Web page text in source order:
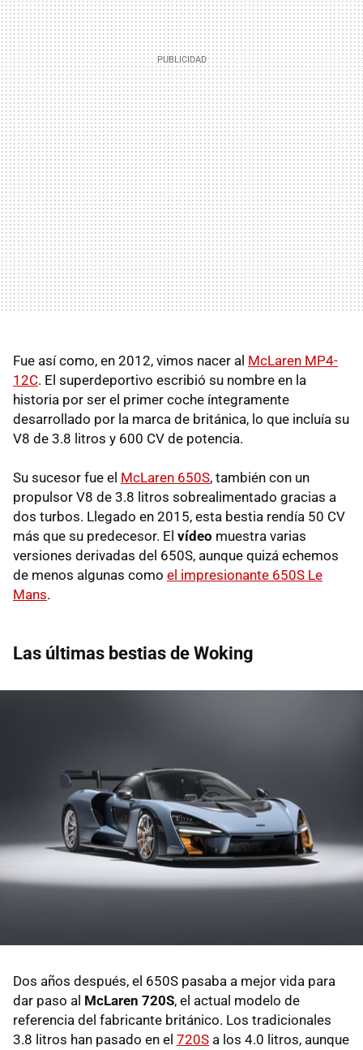
Fue así como, en 2012, vimos nacer al McLaren MP4-
12C. El superdeportivo escribió su nombre en la
historia por ser el primer coche íntegramente
desarrollado por la marca de británica, lo que incluía su
V8 de 3.8 litros y 600 CV de potencia.
Su sucesor fue el McLaren 650S, también con un
propulsor V8 de 3.8 litros sobrealimentado gracias a
dos turbos. Llegado en 2015, esta bestia rendía 50 CV
más que su predecesor. El vídeo muestra varias
versiones derivadas del 650S, aunque quizá echemos
de menos algunas como el impresionante 650S Le
Mans.
Las últimas bestias de Woking
Dos años después, el 650S pasaba a mejor vida para
dar paso al McLaren 720S, el actual modelo de
referencia del fabricante británico. Los tradicionales
3.8 litros han pasado en el 720S a los 4.0 litros, aunque